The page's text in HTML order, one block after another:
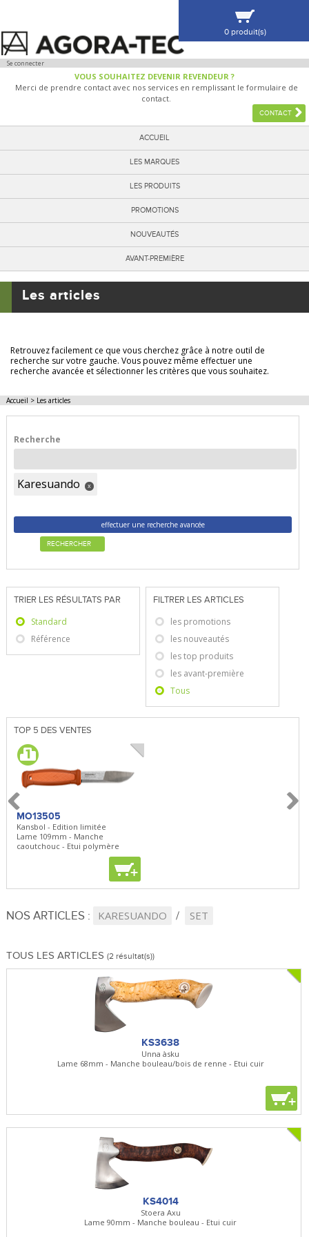
Se connecter
VOUS SOUHAITEZ DEVENIR REVENDEUR ?
Merci de prendre contact avec nos services en remplissant le formulaire de
contact.
CONTACT
ACCUEIL
LES MARQUES
LES PRODUITS
PROMOTIONS
NOUVEAUTÉS
AVANT-PREMIÈRE
0 produit(s)
VOIR MA SÉLECTION
Les articles
Retrouvez facilement ce que vous cherchez grâce à notre outil de
recherche sur votre gauche. Vous pouvez même effectuer une
recherche avancée et sélectionner les critères que vous souhaitez.
Accueil > Les articles
Recherche
Karesuando x
effectuer une recherche avancée
RECHERCHER
TRIER LES RÉSULTATS PAR
Standard
Référence
FILTRER LES ARTICLES
les promotions
les nouveautés
les top produits
les avant-première
Tous
TOP 5 DES VENTES
MO13505
Kansbol - Edition limitée
Lame 109mm - Manche
caoutchouc - Etui polymère
+
NOS ARTICLES : KARESUANDO SET
TOUS LES ARTICLES (2 résultat(s))
KS3638
Unna àsku
Lame 68mm - Manche bouleau/bois de renne - Etui cuir
+
KS4014
Stoera Axu
Lame 90mm - Manche bouleau - Etui cuir